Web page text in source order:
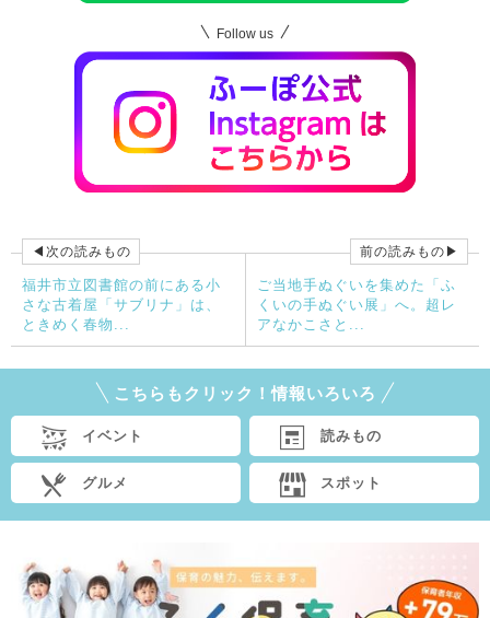
Follow us
◀次の読みもの
福井市立図書館の前にある小
さな古着屋「サブリナ」は、
ときめく春物...
前の読みもの▶
ご当地手ぬぐいを集めた「ふ
くいの手ぬぐい展」へ。超レ
アなかこさと...
こちらもクリック！情報いろいろ
イベント 読みもの
グルメ スポット